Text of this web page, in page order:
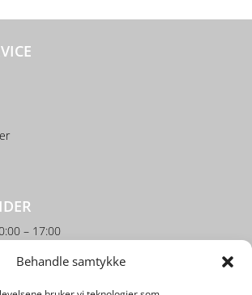
Behandle samtykke
– 17:00
16:00